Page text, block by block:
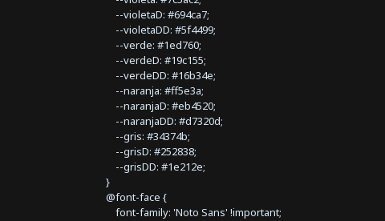
--violetaD: #694ca7;
--violetaDD: #5f4499;
--verde: #1ed760;
--verdeD: #19c155;
--verdeDD: #16b34e;
--naranja: #ff5e3a;
--naranjaD: #eb4520;
--naranjaDD: #d7320d;
--gris: #34374b;
--grisD: #252838;
--grisDD: #1e212e;
}
@font-face {
font-family: 'Noto Sans' !important;